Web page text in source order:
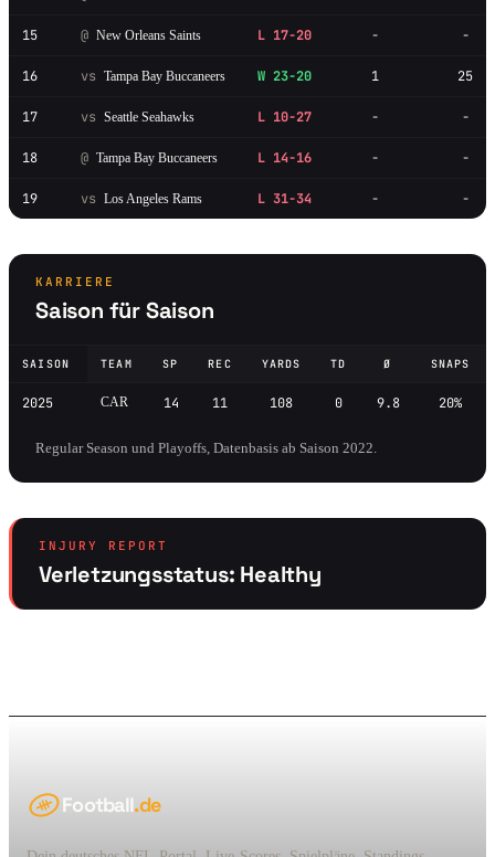
15 @ New Orleans Saints L 17-20 - -
16 vs Tampa Bay Buccaneers W 23-20 1 25
17 vs Seattle Seahawks L 10-27 - -
18 @ Tampa Bay Buccaneers L 14-16 - -
19 vs Los Angeles Rams L 31-34 - -
KARRIERE
Saison für Saison
SAISON TEAM SP REC YARDS TD Ø SNAPS
2025 CAR 14 11 108 0 9.8 20%
Regular Season und Playoffs, Datenbasis ab Saison 2022.
INJURY REPORT
Verletzungsstatus: Healthy
Football.de